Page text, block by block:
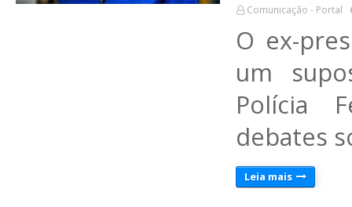
Comunicação - Portal
O ex-
um
Polícia
debates
Leia mais